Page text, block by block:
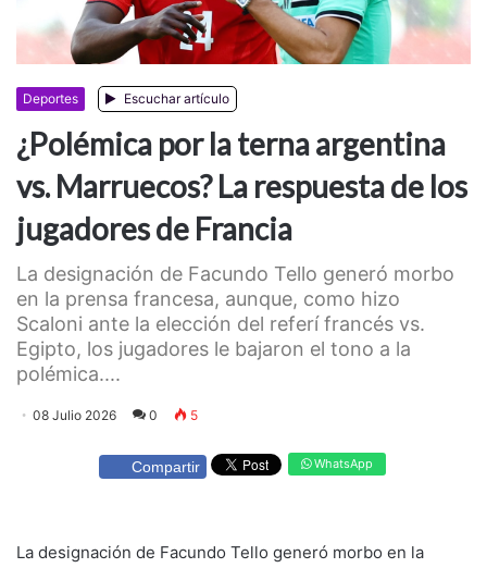
Deportes Escuchar artículo
¿Polémica por la terna argentina
vs. Marruecos? La respuesta de los
jugadores de Francia
La designación de Facundo Tello generó morbo
en la prensa francesa, aunque, como hizo
Scaloni ante la elección del referí francés vs.
Egipto, los jugadores le bajaron el tono a la
polémica....
08 Julio 2026 0 5
Compartir WhatsApp
La designación de Facundo Tello generó morbo en la